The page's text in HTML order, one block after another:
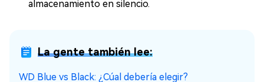
almacenamiento en silencio.
La gente también lee:
WD Blue vs Black: ¿Cúal debería elegir?